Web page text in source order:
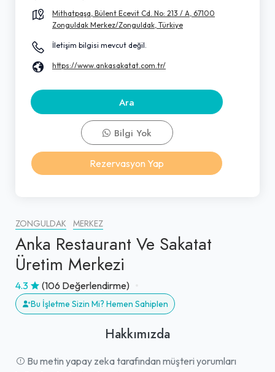
ZONGULDAK MERKEZ
Anka Restaurant Ve Sakatat
Üretim Merkezi
4.3 (106 Değerlendirme)
Bu İşletme Sizin Mi? Hemen Sahiplen
Hakkımızda
Bu metin yapay zeka tarafından müşteri yorumları
Mithatpaşa, Bülent Ecevit Cd. No: 213 / A, 67100
Zonguldak Merkez/Zonguldak, Türkiye
İletişim bilgisi mevcut değil.
https://www.ankasakatat.com.tr/
Ara
Bilgi Yok
Rezervasyon Yap